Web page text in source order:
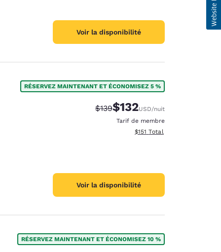
Voir la disponibilité
RÉSERVEZ MAINTENANT ET ÉCONOMISEZ 5 %
Tarif barré :
$139Tarif réduit :
$132USD/nuit
Tarif de membre
Afficher les détails totaux
$151 Total
Voir la disponibilité
RÉSERVEZ MAINTENANT ET ÉCONOMISEZ 10 %